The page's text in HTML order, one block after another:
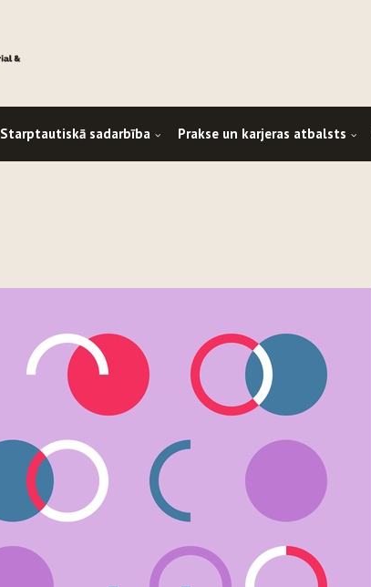
Starptautiskā sadarbība Prakse un karjeras atbalsts